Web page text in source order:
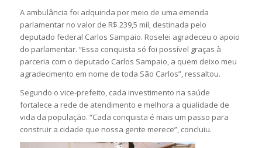
A ambulância foi adquirida por meio de uma emenda
parlamentar no valor de R$ 239,5 mil, destinada pelo
deputado federal Carlos Sampaio. Roselei agradeceu o apoio
do parlamentar. “Essa conquista só foi possível graças à
parceria com o deputado Carlos Sampaio, a quem deixo meu
agradecimento em nome de toda São Carlos”, ressaltou.
Segundo o vice-prefeito, cada investimento na saúde
fortalece a rede de atendimento e melhora a qualidade de
vida da população. “Cada conquista é mais um passo para
construir a cidade que nossa gente merece”, concluiu.